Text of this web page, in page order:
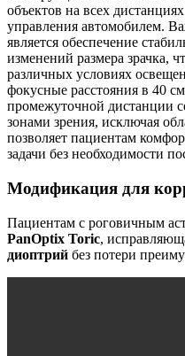
объектов на всех
управления автомобилем.
является обеспечение
изменений размера зрачка,
различных условиях
фокусные расстояния в 40
промежуточной дистанции
зонами зрения, исключая
позволяет пациентам
задачи без необходимости
Модификация для
Пациентам с роговичным
PanOptix Toric,
диоптрий без потери